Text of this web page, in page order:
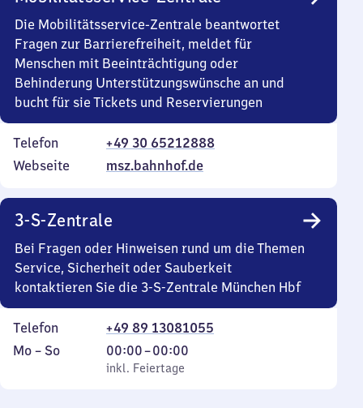
Die Mobilitätsservice-Zentrale beantwortet
Fragen zur Barrierefreiheit, meldet für
Menschen mit Beeinträchtigung oder
Behinderung Unterstützungswünsche an und
bucht für sie Tickets und Reservierungen
Telefon
+49 30 65212888
Webseite
msz.bahnhof.de
3-S-Zentrale
Bei Fragen oder Hinweisen rund um die Themen
Service, Sicherheit oder Sauberkeit
kontaktieren Sie die 3-S-Zentrale München Hbf
Telefon
+49 89 13081055
Montag
Mo – So,
inkl. Feiertage
00:00–00:00
Von
0
inkl. Feiertage